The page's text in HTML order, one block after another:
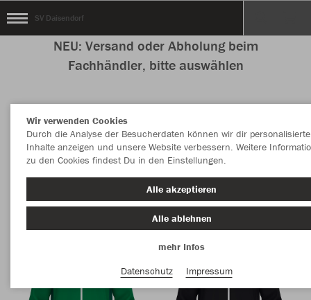
SV Daisendorf
NEU: Versand oder Abholung beim
Fachhändler, bitte auswählen
Nachhaltig Farbe
Wir verwenden Cookies
Durch die Analyse der Besucherdaten können wir dir personalisierte
Inhalte anzeigen und unsere Website verbessern. Weitere
zu den Cookies findest Du in den Einstellungen.
Alle akzeptieren
Alle ablehnen
mehr Infos
Datenschutz
Impressum